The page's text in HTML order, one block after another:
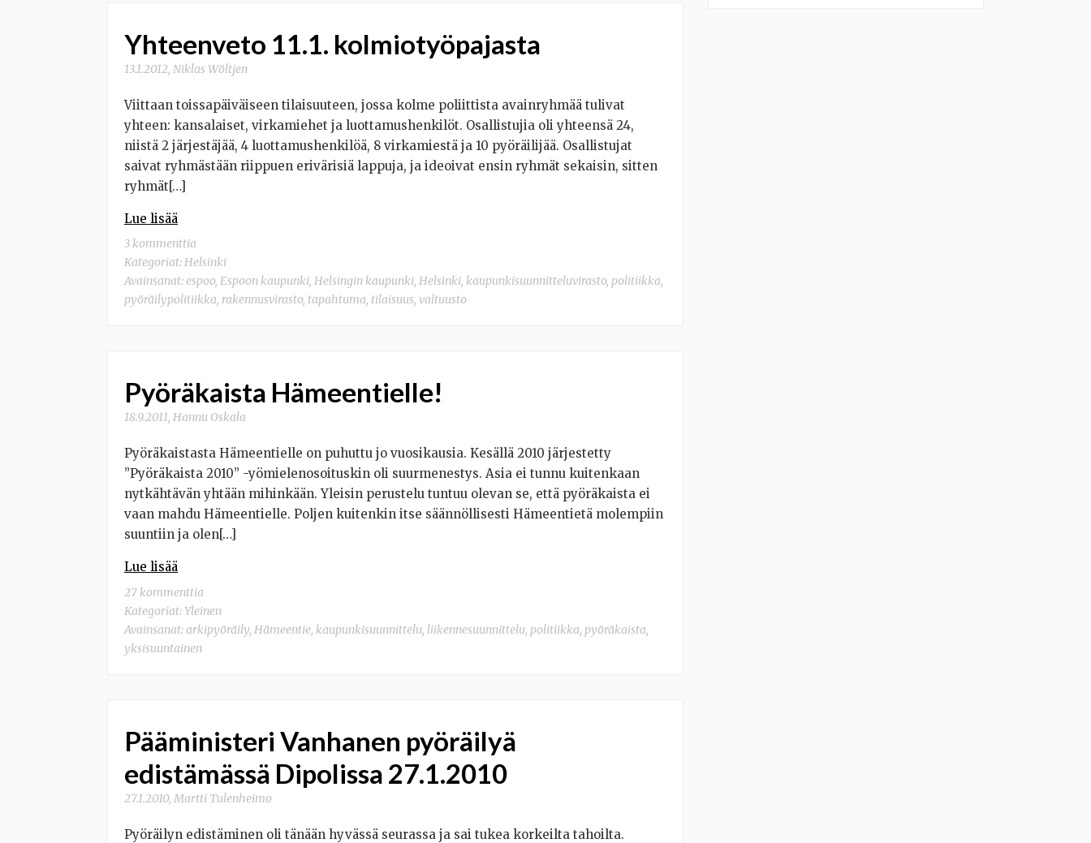
Yhteenveto 11.1. kolmiotyöpajasta
13.1.2012, Niklas Wöltjen
Viittaan toissapäiväiseen tilaisuuteen, jossa kolme poliittista avainryhmää tulivat
yhteen: kansalaiset, virkamiehet ja luottamushenkilöt. Osallistujia oli yhteensä 24,
niistä 2 järjestäjää, 4 luottamushenkilöä, 8 virkamiestä ja 10 pyöräilijää. Osallistujat
saivat ryhmästään riippuen erivärisiä lappuja, ja ideoivat ensin ryhmät sekaisin, sitten
ryhmät[…]
Lue lisää
3 kommenttia
Kategoriat:Helsinki
Avainsanat:espoo, Espoon kaupunki, Helsingin kaupunki, Helsinki, kaupunkisuunnitteluvirasto, politiikka,
pyöräilypolitiikka, rakennusvirasto, tapahtuma, tilaisuus, valtuusto
Pyöräkaista Hämeentielle!
18.9.2011, Hannu Oskala
Pyöräkaistasta Hämeentielle on puhuttu jo vuosikausia. Kesällä 2010 järjestetty
”Pyöräkaista 2010” -yömielenosoituskin oli suurmenestys. Asia ei tunnu kuitenkaan
nytkähtävän yhtään mihinkään. Yleisin perustelu tuntuu olevan se, että pyöräkaista ei
vaan mahdu Hämeentielle. Poljen kuitenkin itse säännöllisesti Hämeentietä molempiin
suuntiin ja olen[…]
Lue lisää
27 kommenttia
Kategoriat: Yleinen
Avainsanat:arkipyöräily, Hämeentie, kaupunkisuunnittelu, liikennesuunnittelu, politiikka, pyöräkaista,
yksisuuntainen
Pääministeri Vanhanen pyöräilyä
edistämässä Dipolissa 27.1.2010
27.1.2010, Martti Tulenheimo
Pyöräilyn edistäminen oli tänään hyvässä seurassa ja sai tukea korkeilta tahoilta.